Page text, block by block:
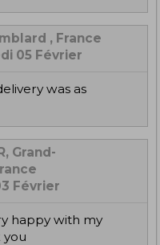
, France
05 Février
Grand-
Février
you